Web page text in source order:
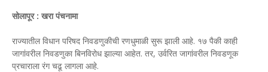
सोलापूर : खरा पंचनामा
राज्यातील विधान परिषद निवडणुकीची रणधुमाळी सुरू झाली आहे. १७ पैकी काही
जागांवरील निवडणुका बिनविरोध झाल्या आहेत. तर, उर्वरित जागांवरील निवडणूक
प्रचाराला रंग चढू लागला आहे.